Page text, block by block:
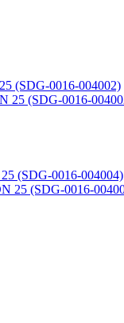
(SDG-0016-004002)
(SDG-0016-004004)